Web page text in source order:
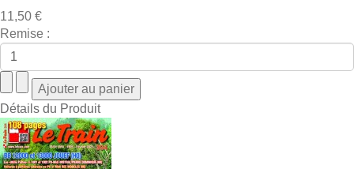
11,50 €
Remise :
Détails du Produit